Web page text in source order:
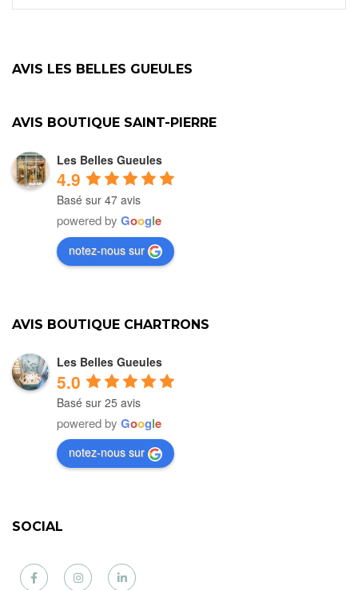
AVIS LES BELLES GUEULES
AVIS BOUTIQUE SAINT-PIERRE
Les Belles Gueules
4.9
Basé sur 47 avis
powered by Google
notez-nous sur
AVIS BOUTIQUE CHARTRONS
Les Belles Gueules
5.0
Basé sur 25 avis
powered by Google
notez-nous sur
SOCIAL
Facebook Instagram LinkedIn